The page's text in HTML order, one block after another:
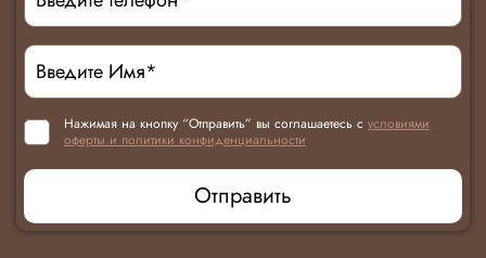
Нажимая на кнопку “Отправить” вы соглашаетесь с условиями
оферты и политики конфиденциальности
Отправить